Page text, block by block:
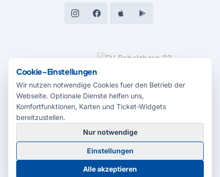
MEDIENPARTNER
© 2026 Radio Potsdam. Webseite entwickelt durch dieMedienagentur
Babelsberg
BarrierefreiheitserklärungAGBDatenschutzImpressum
Cookie-Einstellungen
Cookie-Einstellungen
Wir nutzen notwendige Cookies fuer den Betrieb der
Webseite. Optionale Dienste helfen uns,
Komfortfunktionen, Karten und Ticket-Widgets
bereitzustellen.
Nur notwendige
Einstellungen
Alle akzeptieren